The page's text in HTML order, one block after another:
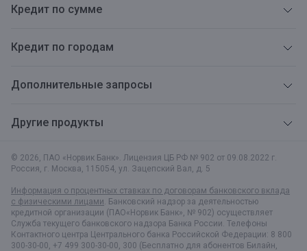
© 2026, ПАО «Норвик Банк». Лицензия ЦБ РФ № 902 от 09.08.2022 г.
Россия, г. Москва, 115054, ул. Зацепский Вал, д. 5
Информация о процентных ставках по договорам банковского вклада
с физическими лицами. Банковский надзор за деятельностью
кредитной организации (ПАО«Норвик Банк», № 902) осуществляет
Служба текущего банковского надзора Банка России. Телефоны
Контактного центра Центрального банка Российской Федерации: 8 800
300-30-00, +7 499 300-30-00, 300 (Бесплатно для абонентов Билайн,
Кредит по сумме
Кредит по городам
Дополнительные запросы
Другие продукты